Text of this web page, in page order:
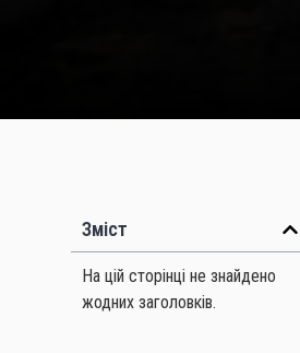
Зміст
На цій сторінці не знайдено
жодних заголовків.